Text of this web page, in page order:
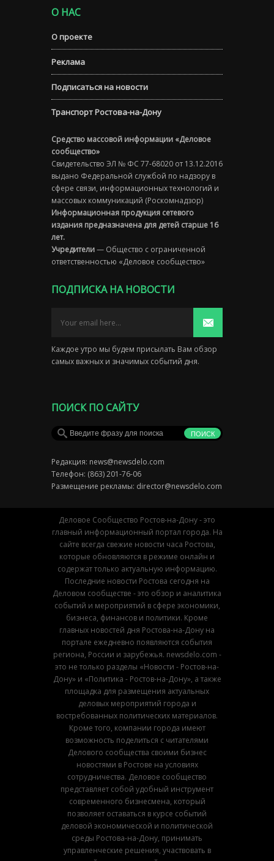
О НАС
О проекте
Реклама
Подписаться на новости
Транспорт Ростова-на-Дону
Средство массовой информации «Деловое
сообщество»
Свидетельство ЭЛ № ФС 77-68020 от 13.12.2016
выдано Федеральной службой по надзору в
сфере связи, информационных технологий и
массовых коммуникаций (Роскомнадзор)
Информационная продукция сетевого
издания предназначена для детей старше 16
лет.
Учредители— Общество с ограниченной
ответственностью «Деловое сообщество»
ПОДПИСКА НА НОВОСТИ
Каждое утро мы будем присылать Вам обзор
самых важных и значимых событий дня.
ПОИСК ПО САЙТУ
Редакция: news@newsdelo.com
Телефон: (863) 201-76-06
Размещение рекламы: director@newsdelo.com
Деловое Сообщество Ростов-на-Дону - это
главный информационный портал города. На
сайте всегда свежие новости часа Ростова,
которые обновляются в режиме онлайн и
содержат только актуальную информацию.
Последние новости Ростова сегодня на
Деловом сообществе - это обзор и аналитика
событий и мероприятий в сфере экономики,
бизнеса, финансов и политики. Кроме
главных новостей дня Ростова-на-Дону на
портале ежедневно появляются события
региона, России и зарубежья. newsdelo.com -
это не только разделы «Новости - Ростов-на-
Дону» и «Политика - Ростов-на-Дону», а также
площадка для размещения актуальных
деловых мероприятий города и
востребованных политических материалов.
Кроме того, компании города имеют
возможность поделиться с читателями
Делового сообщества своими бизнес
новостями в Ростове на условиях
сотрудничества. Деловое сообщество
представляет собой удобный инструмент
современного бизнесмена, который
позволяет оставаться в курсе событий
деловой экономической и политической
среды Ростова-на-Дону, принимать
управленческие решения, участвовать в